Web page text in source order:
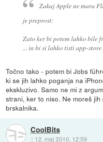
Zakaj Apple ne mara
je preprost:
Zato ker bi potem lahko bile
... in bi si lahko tisti app-
Točno tako - potem bi Jobs
ki se jih lahko poganja na
ekskluzivo. Samo ne mi z
strani, ker to niso. Ne moreš
brskalnika.
CoolBits
:: 12. maj 2010, 12:59